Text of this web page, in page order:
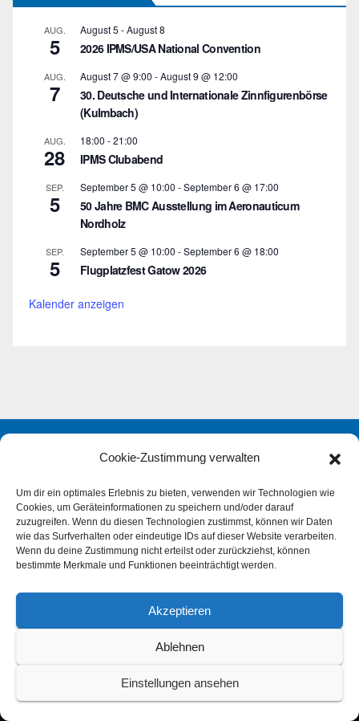
Cookie-Zustimmung verwalten
Um dir ein optimales Erlebnis zu bieten, verwenden wir Technologien wie
Cookies, um Geräteinformationen zu speichern und/oder darauf
zuzugreifen. Wenn du diesen Technologien zustimmst, können wir Daten
wie das Surfverhalten oder eindeutige IDs auf dieser Website verarbeiten.
Wenn du deine Zustimmung nicht erteilst oder zurückziehst, können
bestimmte Merkmale und Funktionen beeinträchtigt werden.
Akzeptieren
Ablehnen
Einstellungen ansehen
AUG.
5
August 5 -August 8
2026 IPMS/USA National Convention
AUG.
7
August 7 @ 9:00 -August 9 @ 12:00
30. Deutsche und Internationale Zinnfigurenbörse
(Kulmbach)
AUG.
28
18:00 -21:00
IPMS Clubabend
SEP.
5
September 5 @ 10:00 -September 6 @ 17:00
50 Jahre BMC Ausstellung im Aeronauticum
Nordholz
SEP.
5
September 5 @ 10:00 -September 6 @ 18:00
Flugplatzfest Gatow 2026
Kalender anzeigen
IPMS Deutschland